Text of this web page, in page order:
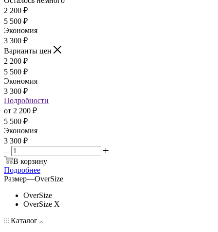
2 200 ₽
5 500 ₽
Экономия
3 300 ₽
Варианты цен
2 200 ₽
5 500 ₽
Экономия
3 300 ₽
Подробности
от 2 200 ₽
5 500 ₽
Экономия
3 300 ₽
В корзину
Подробнее
Размер—OverSize
OverSize
OverSize X
Каталог